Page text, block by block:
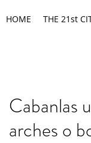
HOME THE 21st
Cabanlas
arches o